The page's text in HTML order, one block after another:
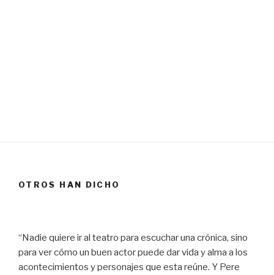
OTROS HAN DICHO
“Nadie quiere ir al teatro para escuchar una crónica, sino
para ver cómo un buen actor puede dar vida y alma a los
acontecimientos y personajes que esta reúne. Y Pere